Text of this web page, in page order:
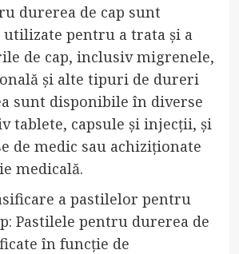
durerea de cap sunt
utilizate pentru a trata și a
de cap, inclusiv migrenele,
și alte tipuri de dureri
sunt disponibile în diverse
tablete, capsule și injecții, și
de medic sau achiziționate
medicală.
a pastilelor pentru
Pastilele pentru durerea de
în funcție de